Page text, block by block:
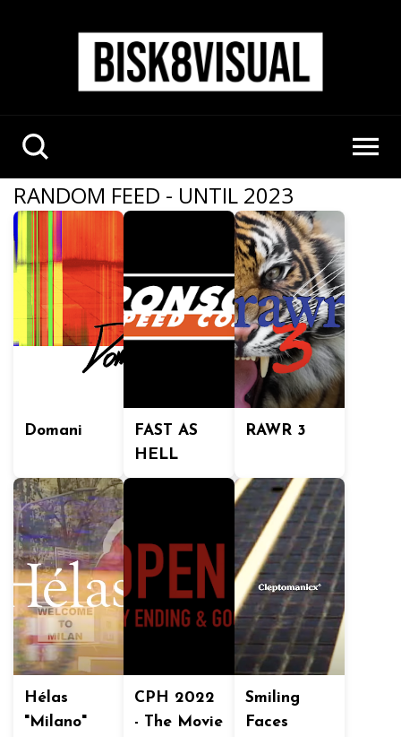
RANDOM FEED - UNTIL 2023
Domani
FAST AS
HELL
RAWR 3
Hélas
"Milano"
CPH 2022
- The Movie
Smiling
Faces